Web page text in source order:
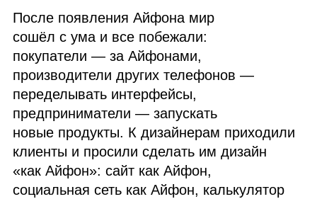
После появления Айфона мир
сошёл с ума и все побежали:
покупатели — за Айфонами,
производители других телефонов —
переделывать интерфейсы,
предприниматели — запускать
новые продукты. К дизайнерам приходили
клиенты и просили сделать им дизайн
«как Айфон»: сайт как Айфон,
социальная сеть как Айфон, калькулятор